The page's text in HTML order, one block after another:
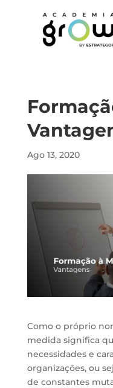
Ago 13, 2020
Como o próprio
medida significa
necessidades e
organizações, ou
de constantes